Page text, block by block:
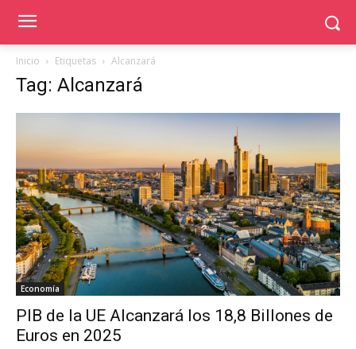
Inicio Etiquetas Alcanzará
Tag: Alcanzará
Economía
PIB de la UE Alcanzará los 18,8 Billones de
Euros en 2025